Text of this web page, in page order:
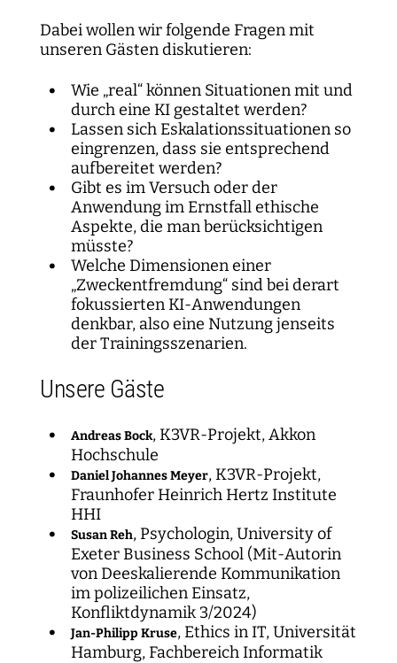
Dabei wollen wir folgende Fragen mit
unseren Gästen diskutieren:
Wie „real“ können Situationen mit und
durch eine KI gestaltet werden?
Lassen sich Eskalationssituationen so
eingrenzen, dass sie entsprechend
aufbereitet werden?
Gibt es im Versuch oder der
Anwendung im Ernstfall ethische
Aspekte, die man berücksichtigen
müsste?
Welche Dimensionen einer
„Zweckentfremdung“ sind bei derart
fokussierten KI-Anwendungen
denkbar, also eine Nutzung jenseits
der Trainingsszenarien.
Unsere Gäste
Andreas Bock, K3VR-Projekt, Akkon
Hochschule
Daniel Johannes Meyer, K3VR-Projekt,
Fraunhofer Heinrich Hertz Institute
HHI
Susan Reh, Psychologin, University of
Exeter Business School (Mit-Autorin
von Deeskalierende Kommunikation
im polizeilichen Einsatz,
Konfliktdynamik 3/2024)
Jan-Philipp Kruse, Ethics in IT, Universität
Hamburg, Fachbereich Informatik